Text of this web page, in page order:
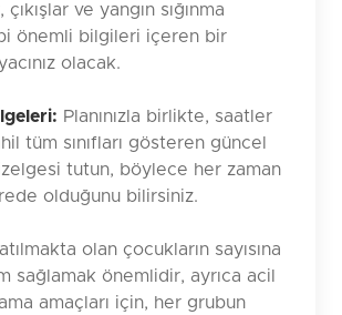
ve yangın sığınma
önemli bilgileri içeren bir
olacak.
Planınızla birlikte, saatler
tüm sınıfları gösteren güncel
tutun, böylece her zaman
olduğunu bilirsiniz.
olan çocukların sayısına
sağlamak önemlidir, ayrıca acil
amaçları için, her grubun